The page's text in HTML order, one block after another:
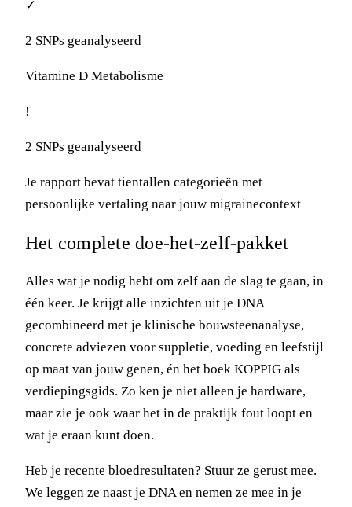
✓
2 SNPs geanalyseerd
Vitamine D Metabolisme
!
2 SNPs geanalyseerd
Je rapport bevat tientallen categorieën met
persoonlijke vertaling naar jouw migrainecontext
Het complete doe-het-zelf-pakket
Alles wat je nodig hebt om zelf aan de slag te gaan, in
één keer. Je krijgt alle inzichten uit je DNA
gecombineerd met je klinische bouwsteenanalyse,
concrete adviezen voor suppletie, voeding en leefstijl
op maat van jouw genen, én het boek KOPPIG als
verdiepingsgids. Zo ken je niet alleen je hardware,
maar zie je ook waar het in de praktijk fout loopt en
wat je eraan kunt doen.
Heb je recente bloedresultaten? Stuur ze gerust mee.
We leggen ze naast je DNA en nemen ze mee in je